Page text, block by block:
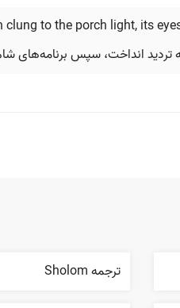
to the porch light, its
انداخت، سپس برنامه‌های
ترجمه Sholom